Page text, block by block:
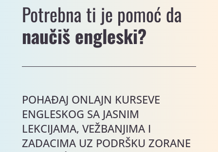
Potrebna ti je pomoć da
naučiš engleski?
POHAĐAJ ONLAJN KURSEVE
ENGLESKOG SA JASNIM
LEKCIJAMA, VEŽBANJIMA I
ZADACIMA UZ PODRŠKU ZORANE